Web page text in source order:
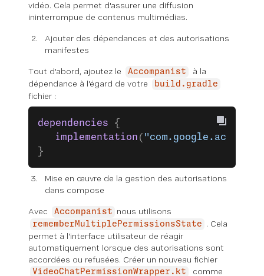
vidéo. Cela permet d'assurer une diffusion
ininterrompue de contenus multimédias.
Ajouter des dépendances et des autorisations
manifestes
Tout d'abord, ajoutez le Accompanist
à la
dépendance à l'égard de votre
build.gradle
fichier :
dependencies {
   implementation
(
}
Mise en œuvre de la gestion des autorisations
dans compose
Avec Accompanist nous utilisons
rememberMultiplePermissionsState
. Cela
permet à l'interface utilisateur de réagir
automatiquement lorsque des autorisations sont
accordées ou refusées. Créer un nouveau fichier
VideoChatPermissionWrapper.kt
comme